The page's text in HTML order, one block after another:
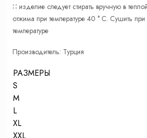
∷ изделие следует стирать вручную в
отжима при температуре 40 ° C. Сушить
температуре
Производитель: Турция
РАЗМЕРЫ
S
M
L
XL